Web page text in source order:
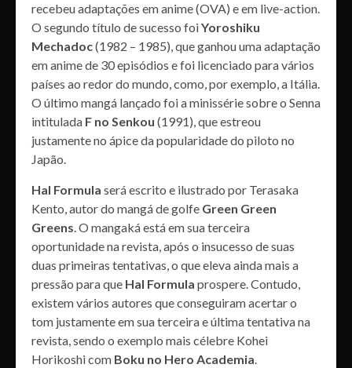
recebeu adaptações em anime (OVA) e em live-action.
O segundo título de sucesso foiYoroshiku
Mechadoc(1982 – 1985), que ganhou uma adaptação
em anime de 30 episódios e foi licenciado para vários
países ao redor do mundo, como, por exemplo, a Itália.
O último mangá lançado foi a minissérie sobre o Senna
intitulada F no Senkou (1991), que estreou
justamente no ápice da popularidade do piloto no
Japão.
Hal Formula será escrito e ilustrado por Terasaka
Kento, autor do mangá de golfe Green Green
Greens. O mangaká está em sua terceira
oportunidade na revista, após o insucesso de suas
duas primeiras tentativas, o que eleva ainda mais a
pressão para que Hal Formula prospere. Contudo,
existem vários autores que conseguiram acertar o
tom justamente em sua terceira e última tentativa na
revista, sendo o exemplo mais célebre Kohei
Horikoshi com Boku no Hero Academia.